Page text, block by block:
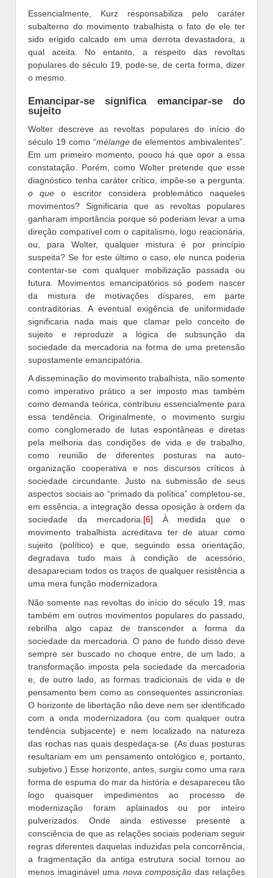
Essencialmente, Kurz responsabiliza pelo caráter
subalterno do movimento trabalhista o fato de ele ter
sido erigido calcado em uma derrota devastadora, a
qual aceita. No entanto, a respeito das revoltas
populares do século 19, pode-se, de certa forma, dizer
o mesmo.
Emancipar-se significa emancipar-se do
sujeito
Wolter descreve as revoltas populares do início do
século 19 como “mélangede elementos ambivalentes”.
Em um primeiro momento, pouco há que opor a essa
constatação. Porém, como Wolter pretende que esse
diagnóstico tenha caráter crítico, impõe-se a pergunta:
o queo escritor considera problemático naqueles
movimentos? Significaria que as revoltas populares
ganharam importância porque só poderiam levar a uma
direção compatível com o capitalismo, logo reacionária,
ou, para Wolter, qualquer mistura é por princípio
suspeita? Se for este último o caso, ele nunca poderia
contentar-se com qualquer mobilização passada ou
futura. Movimentos emancipatórios só podem nascer
da mistura de motivações díspares, em parte
contraditórias. A eventual exigência de uniformidade
significaria nada mais que clamar pelo conceito de
sujeito e reproduzir a lógica de subsunção da
sociedade da mercadoria na forma de uma pretensão
supostamente emancipatória.
A disseminação do movimento trabalhista, não somente
como imperativo prático a ser imposto mas também
como demanda teórica, contribuiu essencialmente para
essa tendência. Originalmente, o movimento surgiu
como conglomerado de lutas espontâneas e diretas
pela melhoria das condições de vida e de trabalho,
como reunião de diferentes posturas na auto-
organização cooperativa e nos discursos críticos à
sociedade circundante. Justo na submissão de seus
aspectos sociais ao “primado da política” completou-se,
em essência, a integração dessa oposição à ordem da
sociedade da mercadoria.[6] À medida que o
movimento trabalhista acreditava ter de atuar como
sujeito (político) e que, seguindo essa orientação,
degradava tudo mais à condição de acessório,
desapareciam todos os traços de qualquer resistência a
uma mera função modernizadora.
Não somente nas revoltas do início do século 19, mas
também em outros movimentos populares do passado,
rebrilha algo capaz de transcender a forma da
sociedade da mercadoria. O pano de fundo disso deve
sempre ser buscado no choque entre, de um lado, a
transformação imposta pela sociedade da mercadoria
e, de outro lado, as formas tradicionais de vida e de
pensamento bem como as consequentes assincronias.
O horizonte de libertação não deve nem ser identificado
com a onda modernizadora (ou com qualquer outra
tendência subjacente) e nem localizado na natureza
das rochas nas quais despedaça-se. (As duas posturas
resultariam em um pensamento ontológico e, portanto,
subjetivo.) Esse horizonte, antes, surgiu como uma rara
forma de espuma do mar da história e desapareceu tão
logo quaisquer impedimentos ao processo de
modernização foram aplainados ou por inteiro
pulverizados. Onde ainda estivesse presente a
consciência de que as relações sociais poderiam seguir
regras diferentes daquelas induzidas pela concorrência,
a fragmentação da antiga estrutura social tornou ao
menos imaginável uma nova composição das relações